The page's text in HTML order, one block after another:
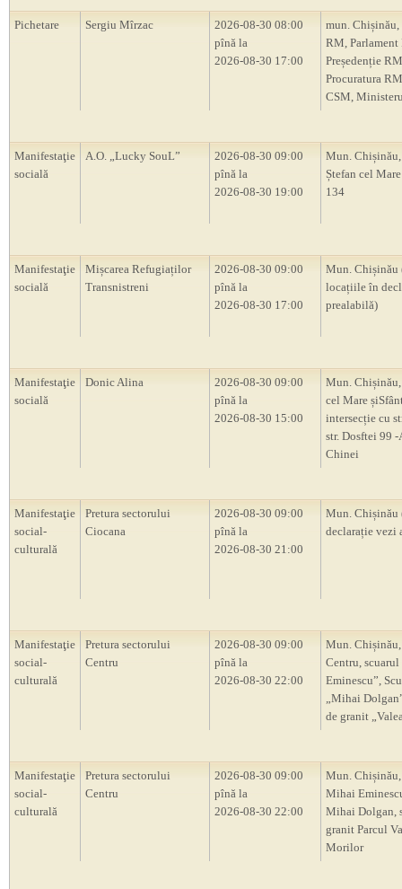
Pichetare Sergiu Mîrzac
2026-08-30 08:00
pînă la
2026-08-30 17:00
mun. Chișinău,
RM, Parlament
Președenție
Procuratura
CSM,
Manifestaţie
socială
A.O. „Lucky SouL”
2026-08-30 09:00
pînă la
2026-08-30 19:00
Mun.
Ștefan cel
134
Manifestaţie
socială
Mișcarea Refugiaților
Transnistreni
2026-08-30 09:00
pînă la
2026-08-30 17:00
Mun. Chișinău
locațiile în
prealabilă)
Manifestaţie
socială
Donic Alina
2026-08-30 09:00
pînă la
2026-08-30 15:00
Mun.
cel Mare
intersecție cu
str. Dosftei 99 -
Chinei
Manifestaţie
social-
culturală
Pretura sectorului
Ciocana
2026-08-30 09:00
pînă la
2026-08-30 21:00
Mun. Chișinău
declarație vezi
Manifestaţie
social-
culturală
Pretura sectorului
Centru
2026-08-30 09:00
pînă la
2026-08-30 22:00
Mun. Chișinău,
Centru,
Eminescu”,
„Mihai
de granit
Manifestaţie
social-
culturală
Pretura sectorului
Centru
2026-08-30 09:00
pînă la
2026-08-30 22:00
Mun.
Mihai
Mihai Dolgan,
granit Parcul
Morilor